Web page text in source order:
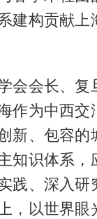
建构贡献上
会会长、
作为中西交
新、包容的
知识体系，
践、深入研
，以世界眼